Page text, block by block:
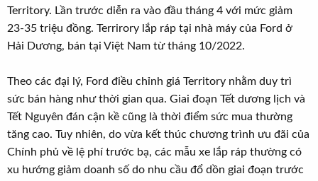
Territory. Lần trước diễn ra vào đầu tháng 4 với mức giảm
23-35 triệu đồng. Terrirory lắp ráp tại nhà máy của Ford ở
Hải Dương, bán tại Việt Nam từ tháng 10/2022.
Theo các đại lý, Ford điều chỉnh giá Territory nhằm duy trì
sức bán hàng như thời gian qua. Giai đoạn Tết dương lịch và
Tết Nguyên đán cận kề cũng là thời điểm sức mua thường
tăng cao. Tuy nhiên, do vừa kết thúc chương trình ưu đãi của
Chính phủ về lệ phí trước bạ, các mẫu xe lắp ráp thường có
xu hướng giảm doanh số do nhu cầu đổ dồn giai đoạn trước